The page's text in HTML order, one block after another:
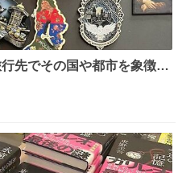
先でその国や都市を象徴す
間
必ずマグネットを買い、今
度に旅の思い出が鮮明によ